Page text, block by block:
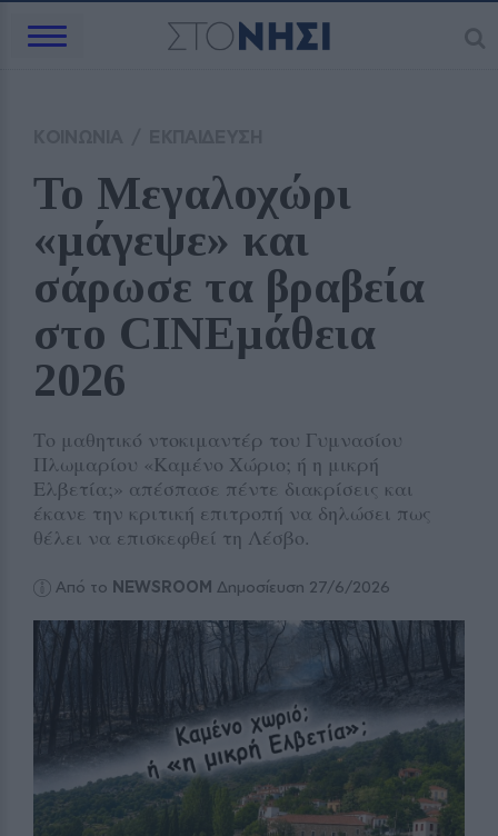
Το Μεγαλοχώρι
«μάγεψε» και
σάρωσε τα βραβεία
στο CINEμάθεια
2026
Το μαθητικό ντοκιμαντέρ του Γυμνασίου
Πλωμαρίου «Καμένο Χώριο; ή η μικρή
Ελβετία;» απέσπασε πέντε διακρίσεις και
έκανε την κριτική επιτροπή να δηλώσει πως
θέλει να επισκεφθεί τη Λέσβο.
Από το NEWSROOM Δημοσίευση 27/6/2026